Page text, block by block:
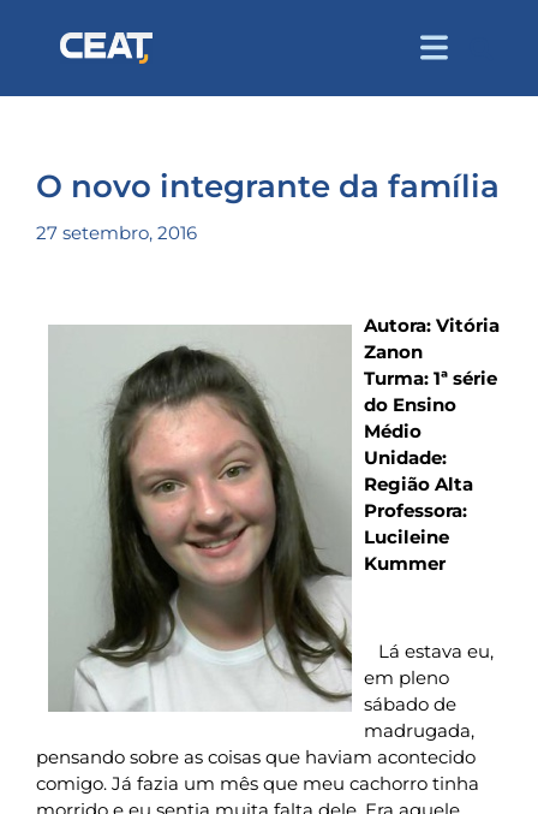
O novo integrante da família
27 setembro, 2016
Autora: Vitória
Zanon
Turma: 1ª série
do Ensino
Médio
Unidade:
Região Alta
Professora:
Lucileine
Kummer
Lá estava eu,
em pleno
sábado de
madrugada,
pensando sobre as coisas que haviam acontecido
comigo. Já fazia um mês que meu cachorro tinha